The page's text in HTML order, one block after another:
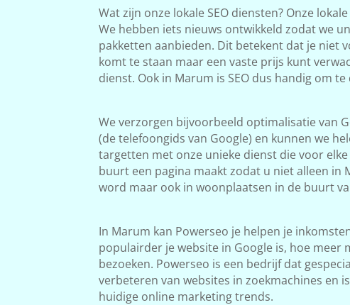
Wat zijn onze lokale SEO diensten? Onze
We hebben iets nieuws ontwikkeld zodat we
pakketten aanbieden. Dit betekent dat je niet
komt te staan maar een vaste prijs kunt
dienst. Ook in Marum is SEO dus handig om te
We verzorgen bijvoorbeeld optimalisatie van
(de telefoongids van Google) en kunnen we
targetten met onze unieke dienst die voor
buurt een pagina maakt zodat u niet alleen in
word maar ook in woonplaatsen in de buurt
In Marum kan Powerseo je helpen je
populairder je website in Google is, hoe meer
bezoeken. Powerseo is een bedrijf dat
verbeteren van websites in zoekmachines en
huidige online marketing trends.